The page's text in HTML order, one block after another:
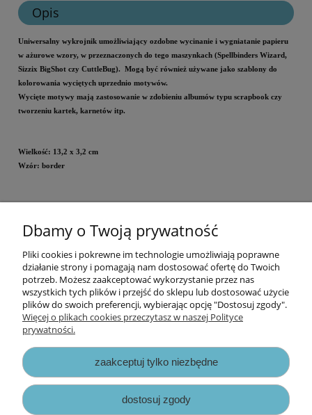
Opis
Uniwersalny wykrojnik umożliwiający ozdobne wycinanie i wygniatanie papieru
w ażurowe wzory, w przeznaczonych do tego maszynkach (Spellbinders Wizard,
Sizzix BigShot czy CuttleBug). Mogą być również używane jako szablony do
kolorowania wyciętych uprzednio motywów.
Wycięte motywy mają zastosowanie w zdobieniu albumów typu scrapbook czy
tworzeniu kartek, karnetów itp.
Wielkość: 13,2 x 3,2 cm
Wzór: border
Cena za opakowanie.
Informacje
Opłaty i koszty dostawy
Zapisy prawne
Dbamy o Twoją prywatność
Pliki cookies i pokrewne im technologie umożliwiają poprawne
działanie strony i pomagają nam dostosować ofertę do Twoich
potrzeb. Możesz zaakceptować wykorzystanie przez nas
wszystkich tych plików i przejść do sklepu lub dostosować użycie
plików do swoich preferencji, wybierając opcję "Dostosuj zgody".
Więcej o plikach cookies przeczytasz w naszej Polityce
prywatności.
zaakceptuj tylko niezbędne
dostosuj zgody